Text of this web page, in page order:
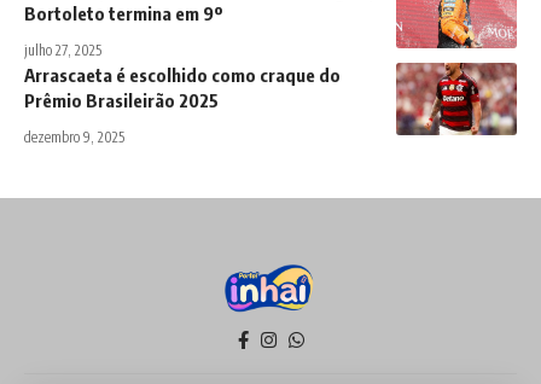
Bortoleto termina em 9º
julho 27, 2025
Arrascaeta é escolhido como craque do
Prêmio Brasileirão 2025
dezembro 9, 2025